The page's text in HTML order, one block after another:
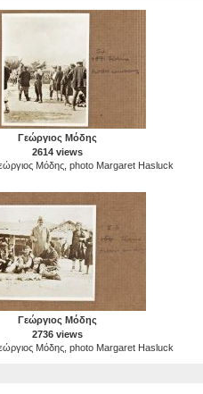
Γεώργιος Μόδης
2614 views
Μόδης, photo Margaret Hasluck
Γεώργιος Μόδης
2736 views
Μόδης, photo Margaret Hasluck